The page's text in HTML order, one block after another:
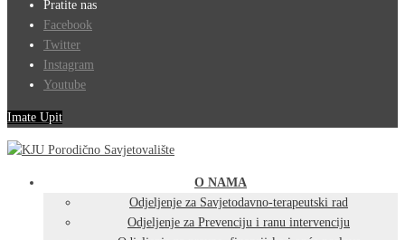
Pratite nas
Facebook
Twitter
Instagram
Youtube
Imate Upit
O NAMA
Odjeljenje za Savjetodavno-terapeutski rad
Odjeljenje za Prevenciju i ranu intervenciju